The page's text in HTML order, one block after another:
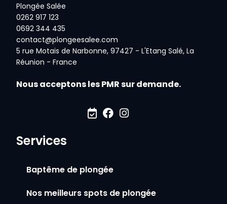
Plongée Salée
0262 917 123
0692 344 435
contact@plongeesalee.com
5 rue Motais de Narbonne, 97427 - L'Etang Salé, La
Réunion - France
Nous acceptons les PMR sur demande.
Services
Baptême de plongée
Nos meilleurs spots de plongée